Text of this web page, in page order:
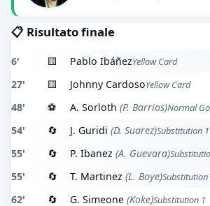
📋 Risultato finale
6' 🟨 Pablo IbáñezYellow Card
27' 🟨 Johnny CardosoYellow Card
48' ⚽ A. Sorloth (P. Barrios)Normal
54' 🔄 J. Guridi (D. Suarez)Substitution 1
55' 🔄 P. Ibanez (A. Guevara)
55' 🔄 T. Martinez (L. Boye)Substitution
62' 🔄 G. Simeone (Koke)Substitution 1